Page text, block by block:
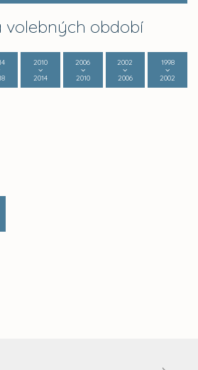
volebných období
2010
2014
2006
2010
2002
2006
1998
2002